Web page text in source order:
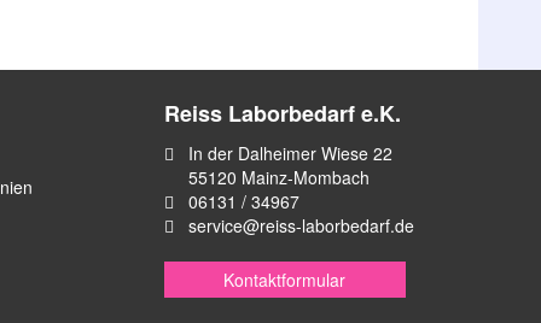
Reiss Laborbedarf e.K.
In der Dalheimer Wiese 22
55120 Mainz-Mombach
06131 / 34967
service@reiss-laborbedarf.de
Kontaktformular